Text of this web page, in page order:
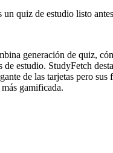
quiz de estudio listo
generación de quiz,
estudio. StudyFetch
de las tarjetas pero
gamificada.